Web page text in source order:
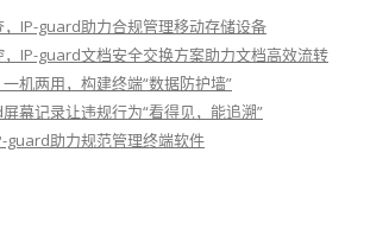
IP-guard助力合规管理移动存储设备
IP-guard文档安全交换方案助力文档高效流转
机两用，构建终端“数据防护墙”
幕记录让违规行为“看得见，能追溯”
guard助力规范管理终端软件